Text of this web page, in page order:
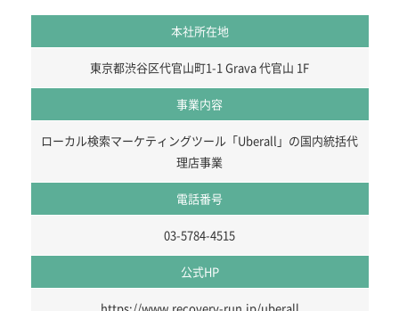
本社所在地
東京都渋谷区代官山町1-1 Grava 代官山 1F
事業内容
ローカル検索マーケティングツール「Uberall」の国内統括代
理店事業
電話番号
03-5784-4515
公式HP